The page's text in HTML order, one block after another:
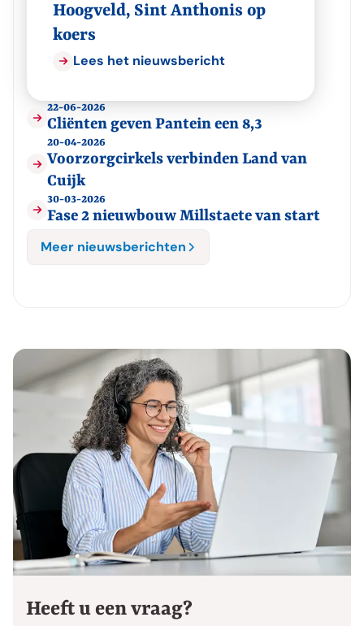
22-06-2026
Cliënten geven Pantein een 8,3
20-04-2026
Voorzorgcirkels verbinden Land van
Cuijk
30-03-2026
Fase 2 nieuwbouw Millstaete van start
Meer nieuwsberichten
Hoogveld, Sint Anthonis op
koers
Lees het nieuwsbericht
Heeft u een vraag?